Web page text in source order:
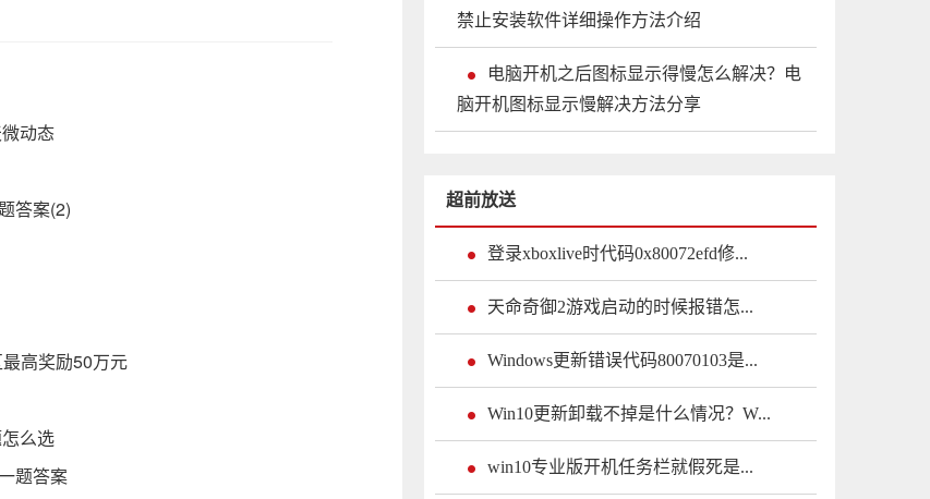
动态
答案(2)
高奖励50万元
么选
题答案
禁止安装软件详细操作方法介绍
电脑开机之后图标显示得慢怎么解决？电
脑开机图标显示慢解决方法分享
超前放送
登录xboxlive时代码0x80072efd修...
天命奇御2游戏启动的时候报错怎...
Windows更新错误代码80070103是...
Win10更新卸载不掉是什么情况？W...
win10专业版开机任务栏就假死是...